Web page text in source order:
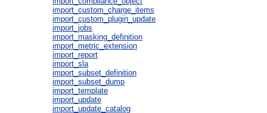
import_custom_charge_items
import_custom_plugin_update
import_jobs
import_masking_definition
import_metric_extension
import_report
import_sla
import_subset_definition
import_subset_dump
import_template
import_update
import_update_catalog